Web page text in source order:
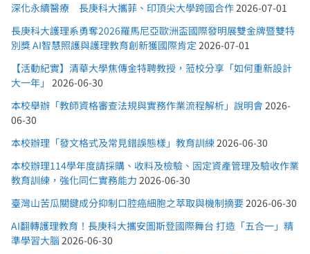
深化永續醫療 長庚科大攜菲、印頂尖大學跨國合作2026-07-01
長庚科大護理系勇奪2026羅馬尼亞歐洲盃國際發明展雙金牌暨雙特
別獎 AI智慧照護與護理教育創新獲國際肯定 2026-07-01
【活動紀實】清華大學焦傳金特聘教授，蒞校分享「如何重新設計
大一年」 2026-06-30
本校舉辦「教師資格審查法規與實務作業流程解析」說明會2026-
06-30
本校辦理「發文格式及常見錯誤態樣」教育訓練2026-06-30
本校辦理114學年度請採購、收料及檢驗、固定資產管理及驗收作業
教育訓練，強化同仁實務能力 2026-06-30
臺灣山苦瓜關鍵成分抑制口腔癌細胞之萃取與機制摘要2026-06-30
AI翻轉護理教育！長庚科大攜安圖斯登國際舞台 打造「五合一」精
準學習大腦 2026-06-30